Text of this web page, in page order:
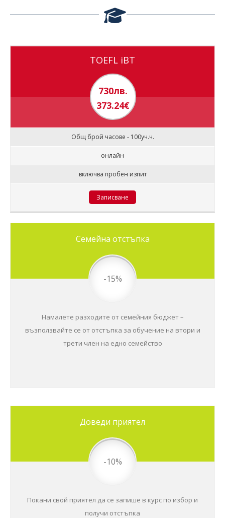
TOEFL iBT
730лв.
373.24€
Общ брой часове - 100уч.ч.
онлайн
включва пробен изпит
Записване
Семейна отстъпка
-15%
Намалете разходите от семейния бюджет –
възползвайте се от отстъпка за обучение на втори и
трети член на едно семейство
Доведи приятел
-10%
Покани свой приятел да се запише в курс по избор и
получи отстъпка